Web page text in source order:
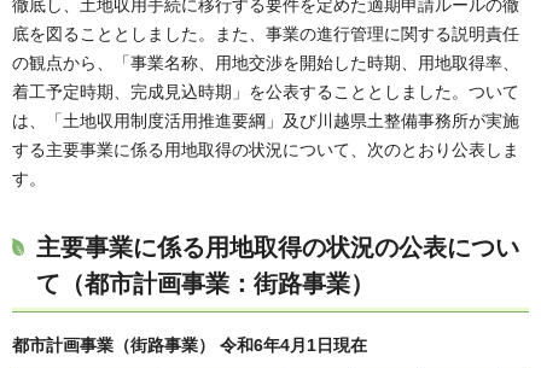
徹底し、土地収用手続に移行する要件を定めた適期申請ルールの徹
底を図ることとしました。また、事業の進行管理に関する説明責任
の観点から、「事業名称、用地交渉を開始した時期、用地取得率、
着工予定時期、完成見込時期」を公表することとしました。ついて
は、「土地収用制度活用推進要綱」及び川越県土整備事務所が実施
する主要事業に係る用地取得の状況について、次のとおり公表しま
す。
主要事業に係る用地取得の状況の公表につい
て（都市計画事業：街路事業）
都市計画事業（街路事業） 令和6年4月1日現在